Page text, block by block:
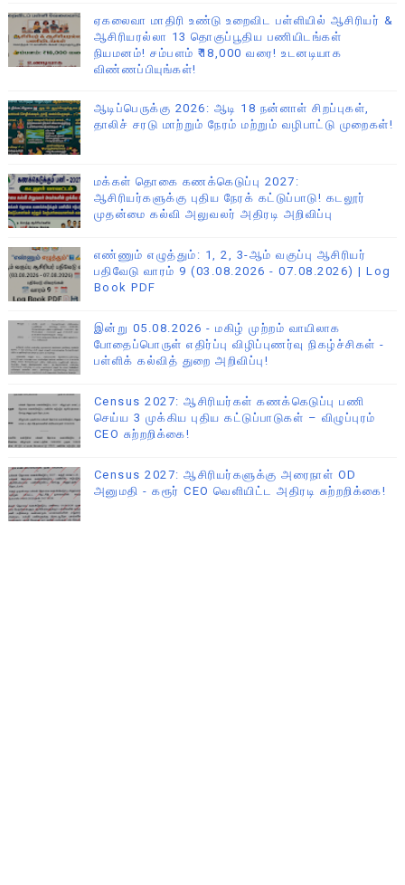
ஏகலைவா மாதிரி உண்டு உறைவிட பள்ளியில் ஆசிரியர் &
ஆசிரியரல்லா 13 தொகுப்பூதிய பணியிடங்கள்
நியமனம்! சம்பளம் ₹18,000 வரை! உடனடியாக
விண்ணப்பியுங்கள்!
ஆடிப்பெருக்கு 2026: ஆடி 18 நன்னாள் சிறப்புகள்,
தாலிச் சரடு மாற்றும் நேரம் மற்றும் வழிபாட்டு முறைகள்!
மக்கள் தொகை கணக்கெடுப்பு 2027:
ஆசிரியர்களுக்கு புதிய நேரக் கட்டுப்பாடு! கடலூர்
முதன்மை கல்வி அலுவலர் அதிரடி அறிவிப்பு
எண்ணும் எழுத்தும்: 1, 2, 3-ஆம் வகுப்பு ஆசிரியர்
பதிவேடு வாரம் 9 (03.08.2026 - 07.08.2026) | Log
Book PDF
இன்று 05.08.2026 - மகிழ் முற்றம் வாயிலாக
போதைப்பொருள் எதிர்ப்பு விழிப்புணர்வு நிகழ்ச்சிகள் -
பள்ளிக் கல்வித் துறை அறிவிப்பு!
Census 2027: ஆசிரியர்கள் கணக்கெடுப்பு பணி
செய்ய 3 முக்கிய புதிய கட்டுப்பாடுகள் – விழுப்புரம்
CEO சுற்றறிக்கை!
Census 2027: ஆசிரியர்களுக்கு அரைநாள் OD
அனுமதி - கரூர் CEO வெளியிட்ட அதிரடி சுற்றறிக்கை!